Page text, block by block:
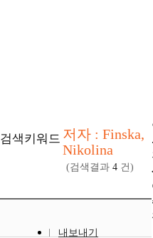
검색키워드 저자 : Finska,
Nikolina
(검색결과 4 건)
내보내기